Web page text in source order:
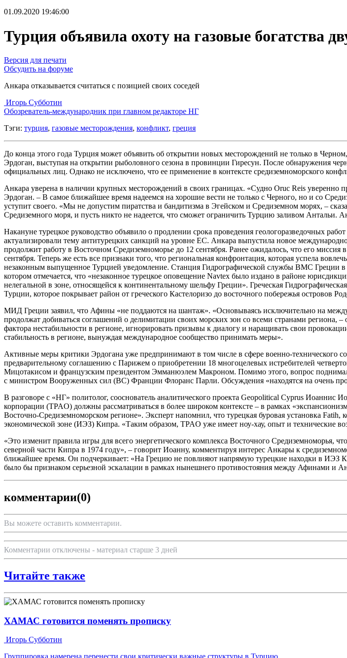
01.09.2020 19:46:00
Турция объявила охоту на газовые богатства
Версия для печати
Обсудить на форуме
Анкара отказывается считаться с позицией своих соседей
Игорь Субботин
Обозреватель-международник при главном редакторе НГ
Тэги: турция, газовые месторождения, конфликт, греция
До конца этого года Турция может объявить об открытии новых месторождений не только в
Эрдоган, выступая на открытии рыболовного сезона в провинции Гиресун. После обнаружения
официальных лиц. Однако не исключено, что ее применение в контексте средиземноморского
Анкара уверена в наличии крупных месторождений в своих границах. «Судно Oruc Reis уверенно
Эрдоган. – В самое ближайшее время надеемся на хорошие вести не только с Черного, но и со
уступит своего. «Мы не допустим пиратства и бандитизма в Эгейском и Средиземном морях, –
Средиземного моря, и пусть никто не надеется, что сможет ограничить Турцию заливом Антальи.
Накануне турецкое руководство объявило о продлении срока проведения геологоразведочных
актуализировали тему антитурецких санкций на уровне ЕС. Анкара выпустила новое
продолжит работу в Восточном Средиземноморье до 12 сентября. Ранее ожидалось, что его
сентября. Теперь же есть все признаки того, что региональная конфронтация, которая успела
незаконным выпущенное Турцией уведомление. Станция Гидрографической службы ВМС Греции в
котором отмечается, что «незаконное турецкое оповещение Navtex было издано в районе
нелегальной в зоне, относящейся к континентальному шельфу Греции». Греческая
Турции, которое покрывает район от греческого Кастелоризо до восточного побережья островов
МИД Греции заявил, что Афины «не поддаются на шантаж». «Основываясь исключительно на
продолжат добиваться соглашений о делимитации своих морских зон со всеми странами
фактора нестабильности в регионе, игнорировать призывы к диалогу и наращивать свои
стабильность в регионе, вынуждая международное сообщество принимать меры».
Активные меры критики Эрдогана уже предпринимают в том числе в сфере военно-
предварительному соглашению с Парижем о приобретении 18 многоцелевых истребителей
Мицотакисом и французским президентом Эмманюэлем Макроном. Помимо этого, вопрос
с министром Вооруженных сил (ВС) Франции Флоранс Парли. Обсуждения «находятся на очень
В разговоре с «НГ» политолог, сооснователь аналитического проекта Geopolitical Cyprus Иоаннис
корпорации (TPAO) должны рассматриваться в более широком контексте – в рамках
Восточно-Средиземноморском регионе». Эксперт напомнил, что турецкая буровая установка
экономической зоне (ИЭЗ) Кипра. «Таким образом, TPAO уже имеет ноу-хау, опыт и технические
«Это изменит правила игры для всего энергетического комплекса Восточного Средиземноморья,
северной части Кипра в 1974 году», – говорит Иоанну, комментируя интерес Анкары к
ближайшее время. Он подчеркивает: «На Грецию не повлияют напрямую турецкие находки в ИЭЗ
было бы признаком серьезной эскалации в рамках нынешнего противостояния между Афинами и
комментарии(0)
Вы можете оставить комментарии.
Комментарии отключены - материал старше 3 дней
Читайте также
ХАМАС готовится поменять прописку
Игорь Субботин